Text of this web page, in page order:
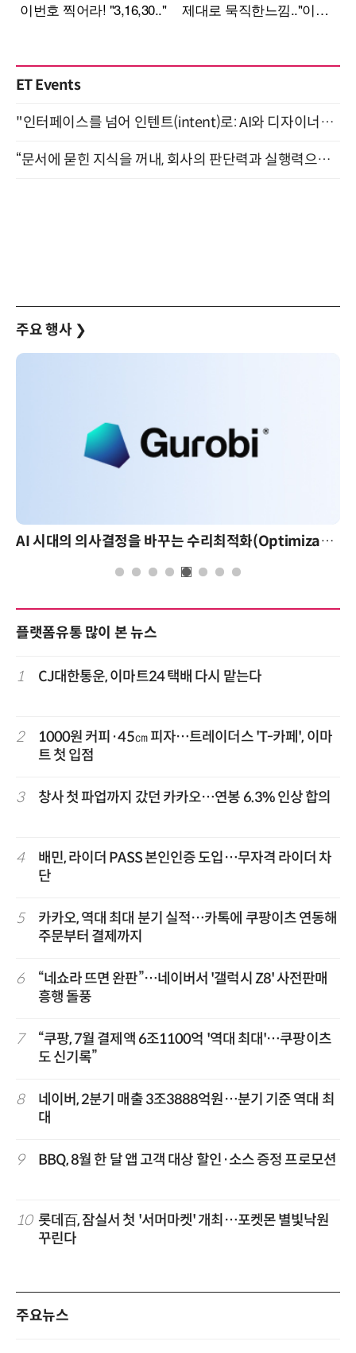
ET Events
"인터페이스를 넘어 인텐트(intent)로: AI와 디자이너가 함께 만드는 공존의 UX" 강남역 (9/2)
“문서에 묻힌 지식을 꺼내, 회사의 판단력과 실행력으로 바꾸다” (8/20)
주요 행사 ❯
AI 시대의 의사결정을 바꾸는 수리최적화(Optimization): 실제 산업 적용 사례와 활용 전략
플랫폼유통 많이 본 뉴스
1 CJ대한통운, 이마트24 택배 다시 맡는다
2
1000원 커피·45㎝ 피자…트레이더스 'T-카페', 이마
트 첫 입점
3 창사 첫 파업까지 갔던 카카오…연봉 6.3% 인상 합의
4
배민, 라이더 PASS 본인인증 도입…무자격 라이더 차
단
5
카카오, 역대 최대 분기 실적…카톡에 쿠팡이츠 연동해
주문부터 결제까지
6
“네쇼라 뜨면 완판”…네이버서 '갤럭시 Z8' 사전판매
흥행 돌풍
7
“쿠팡, 7월 결제액 6조1100억 '역대 최대'…쿠팡이츠
도 신기록”
8
네이버, 2분기 매출 3조3888억원…분기 기준 역대 최
대
9 BBQ, 8월 한 달 앱 고객 대상 할인·소스 증정 프로모션
10 롯데百, 잠실서 첫 '서머마켓' 개최…포켓몬 별빛낙원
꾸린다
주요뉴스